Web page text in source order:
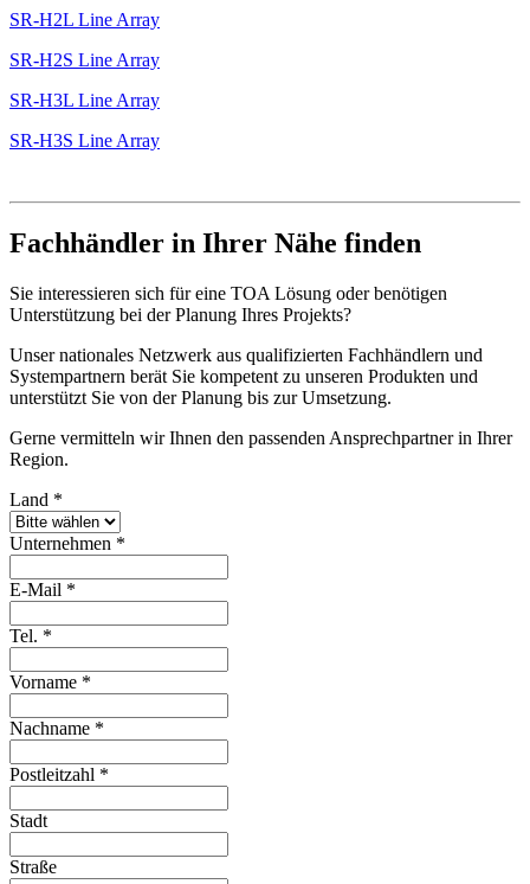
SR-H2L Line Array
SR-H2S Line Array
SR-H3L Line Array
SR-H3S Line Array
Fachhändler in Ihrer Nähe finden
Sie interessieren sich für eine TOA Lösung oder benötigen
Unterstützung bei der Planung Ihres Projekts?
Unser nationales Netzwerk aus qualifizierten Fachhändlern und
Systempartnern berät Sie kompetent zu unseren Produkten und
unterstützt Sie von der Planung bis zur Umsetzung.
Gerne vermitteln wir Ihnen den passenden Ansprechpartner in Ihrer
Region.
Land *
Unternehmen *
E-Mail *
Tel. *
Vorname *
Nachname *
Postleitzahl *
Stadt
Straße